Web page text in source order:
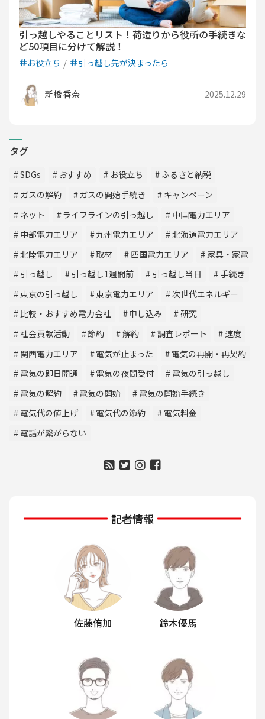
引っ越しやることリスト！荷造りから役所の手続きな
ど50項目に分けて解説！
お役立ち 引っ越し先が決まったら
新橋 香奈 2025.12.29
タグ
SDGs おすすめ お役立ち
ふるさと納税
ガスの解約
ガスの開始手続き
キャンペーン
ネット
ライフラインの引っ越し
中国電力エリア
中部電力エリア
九州電力エリア
北海道電力エリア
北陸電力エリア
取材 四国電力エリア
家具・家電
引っ越し
引っ越し1週間前 引っ越し当日
手続き
東京の引っ越し
東京電力エリア
次世代エネルギー
比較・おすすめ電力会社
申し込み
研究
社会貢献活動
節約 解約 調査レポート
速度
関西電力エリア
電気が止まった
電気の再開・再契約
電気の即日開通
電気の夜間受付
電気の引っ越し
電気の解約
電気の開始
電気の開始手続き
電気代の値上げ
電気代の節約
電気料金
電話が繋がらない
記者情報
佐藤侑加 鈴木優馬